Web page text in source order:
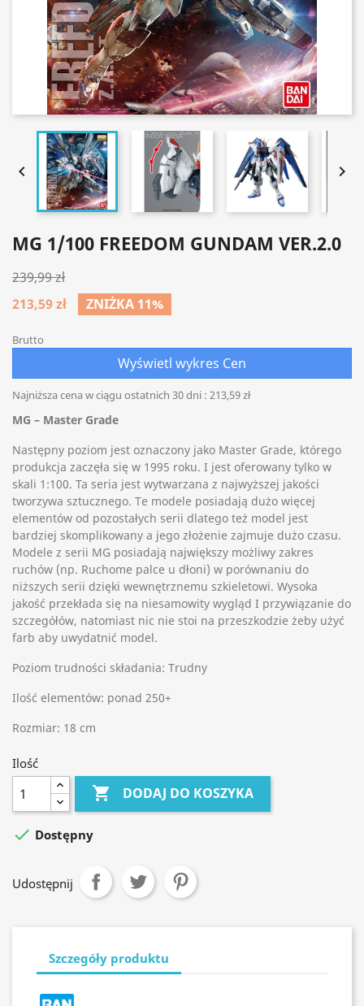
 
MG 1/100 FREEDOM GUNDAM VER.2.0
239,99 zł
213,59 zł
ZNIŻKA 11%
Brutto
Wyświetl wykres Cen
Najniższa cena w ciągu ostatnich 30 dni : 213,59 zł
MG – Master Grade
Następny poziom jest oznaczony jako Master Grade, którego
produkcja zaczęła się w 1995 roku. I jest oferowany tylko w
skali 1:100. Ta seria jest wytwarzana z najwyższej jakości
tworzywa sztucznego. Te modele posiadają dużo więcej
elementów od pozostałych serii dlatego też model jest
bardziej skomplikowany a jego złożenie zajmuje dużo czasu.
Modele z serii MG posiadają największy możliwy zakres
ruchów (np. Ruchome palce u dłoni) w porównaniu do
niższych serii dzięki wewnętrznemu szkieletowi. Wysoka
jakość przekłada się na niesamowity wygląd I przywiązanie do
szczegółów, natomiast nic nie stoi na przeszkodzie żeby użyć
farb aby uwydatnić model.
Poziom trudności składania: Trudny
Ilość elementów: ponad 250+
Rozmiar: 18 cm
Ilość
 DODAJ DO KOSZYKA
 Dostępny
Udostępnij
Szczegóły produktu